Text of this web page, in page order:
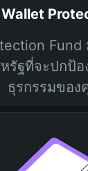
รัฐที่จะปกป้
ธุรกรรมขอ